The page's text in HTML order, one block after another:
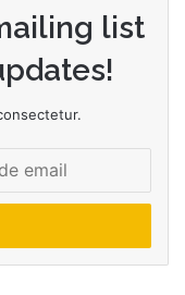
list